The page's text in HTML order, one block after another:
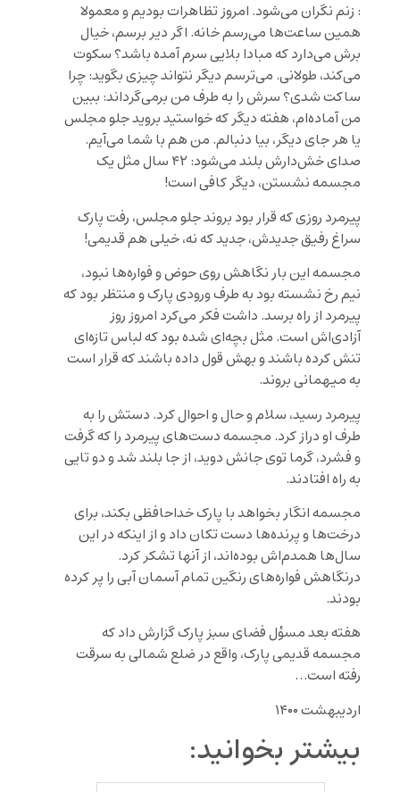
: زنم نگران می‌شود. امروز تظاهرات بودیم و معمولا
همین ساعت‌ها می‌رسم خانه. اگر دیر برسم، خیال
برش می‌دارد که مبادا بلایی سرم آمده باشد؟ سکوت
می‌کند، طولانی. می‌ترسم دیگر نتواند چیزی بگوید: چرا
ساکت شدی؟ سرش را به طرف من‌ برمی‌گرداند: ببین
من آماده‌ام، هفته دیگر که خواستید بروید جلو مجلس
یا هر جای دیگر، بیا دنبالم. من هم با شما می‌آیم.
صدای خش‌دارش بلند می‌شود: ۴۲ سال مثل یک
مجسمه نشستن، دیگر کافی است!
پیرمرد روزی که قرار بود بروند جلو مجلس، رفت پارک
سراغ رفیق جدیدش، جدید که نه، خیلی هم قدیمی!
مجسمه این بار نگاهش روی حوض و فواره‌ها نبود،
نیم رخ نشسته بود به طرف ورودی پارک و منتظر بود که
پیرمرد از راه برسد. داشت فکر می‌کرد امروز روز
آزادی‌اش است. مثل بچه‌ای شده بود که لباس تازه‌ای
تنش کرده باشند و بهش قول داده باشند که قرار است
به میهمانی بروند.
پیرمرد رسید، سلام و حال و احوال کرد. دستش را به
طرف او دراز کرد. مجسمه دست‌های پیرمرد را که گرفت
و فشرد، گرما توی جانش دوید، از جا بلند شد و دو تایی
به راه افتادند.
مجسمه انگار بخواهد با پارک خداحافظی بکند، برای
درخت‌ها و پرنده‌ها دست تکان داد و از اینکه در این
سال‌ها همدم‌اش بوده‌اند، از آنها تشکر کرد.
درنگاهش فواره‌های رنگین تمام آسمان آبی را پر کرده
بودند.
هفته بعد مسؤل فضای سبز پارک گزارش داد که
مجسمه قدیمی پارک، واقع در ضلع شمالی به سرقت
رفته است…
اردیبهشت ۱۴۰۰
بیشتر بخوانید: